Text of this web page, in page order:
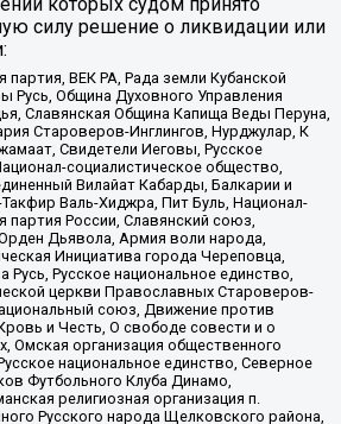
которых судом принято
силу решение о ликвидации или
ВЕК РА, Рада земли Кубанской
Русь, Община Духовного Управления
Славянская Община Капища Веды Перуна,
Староверов-Инглингов, Нурджулар, К
Свидетели Иеговы, Русское
социалистическое общество,
Вилайат Кабарды, Балкарии и
Валь-Хиджра, Пит Буль, Национал-
партия России, Славянский союз,
Дьявола, Армия воли народа,
Инициатива города Череповца,
Русское национальное единство,
церкви Православных Староверов-
союз, Движение против
и Честь, О свободе совести и о
Омская организация общественного
национальное единство, Северное
Футбольного Клуба Динамо,
религиозная организация п.
Русского народа Щелковского района,